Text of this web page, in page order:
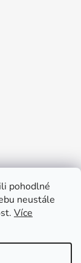
pohodlné
neustále
Více